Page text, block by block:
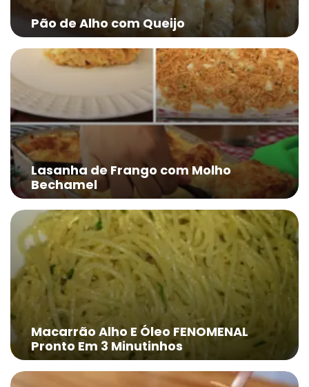
Pão de Alho com Queijo
Lasanha de Frango com Molho
Bechamel
Macarrão Alho E Óleo FENOMENAL
Pronto Em 3 Minutinhos